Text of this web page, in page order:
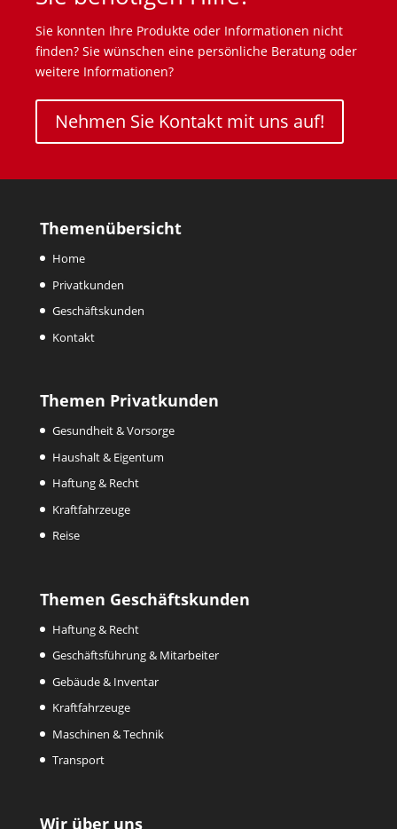
Sie konnten Ihre Produkte oder Informationen nicht
finden? Sie wünschen eine persönliche Beratung oder
weitere Informationen?
Nehmen Sie Kontakt mit uns auf!
Themenübersicht
Home
Privatkunden
Geschäftskunden
Kontakt
Themen Privatkunden
Gesundheit & Vorsorge
Haushalt & Eigentum
Haftung & Recht
Kraftfahrzeuge
Reise
Themen Geschäftskunden
Haftung & Recht
Geschäftsführung & Mitarbeiter
Gebäude & Inventar
Kraftfahrzeuge
Maschinen & Technik
Transport
Wir über uns